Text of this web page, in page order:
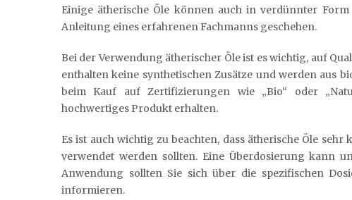
Einige ätherische Öle können auch in verdünnter
Anleitung eines erfahrenen Fachmanns geschehen.
Bei der Verwendung ätherischer Öle ist es wichtig, auf
enthalten keine synthetischen Zusätze und werden aus
beim Kauf auf Zertifizierungen wie „Bio“ oder
hochwertiges Produkt erhalten.
Es ist auch wichtig zu beachten, dass ätherische Öle
verwendet werden sollten. Eine Überdosierung kann
Anwendung sollten Sie sich über die spezifischen
informieren.